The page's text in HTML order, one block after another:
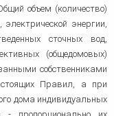
объем (количество)
энергии,
сточных вод,
(общедомовых)
собственниками
Правил, а при
дома индивидуальных